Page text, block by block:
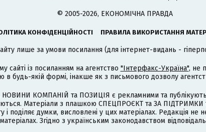
© 2005-2026, ЕКОНОМІЧНА ПРАВДА
КОНФІДЕНЦІЙНОСТІ ПРАВИЛА ВИКОРИСТАННЯ
лише за умови посилання (для інтернет-видань -
сайті із посиланням на агентство "Інтерфакс-Україна", не
будь-якій формі, інакше як з письмового дозволу
НОВИНИ КОМПАНІЙ та ПОЗИЦІЯ є рекламними та
Матеріали з плашкою СПЕЦПРОЄКТ та ЗА
і поділяє думки, висловлені у цих матеріалах. Редакція не
Згідно з українським законодавством